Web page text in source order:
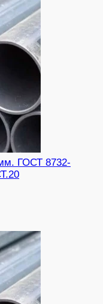
ГОСТ 8732-